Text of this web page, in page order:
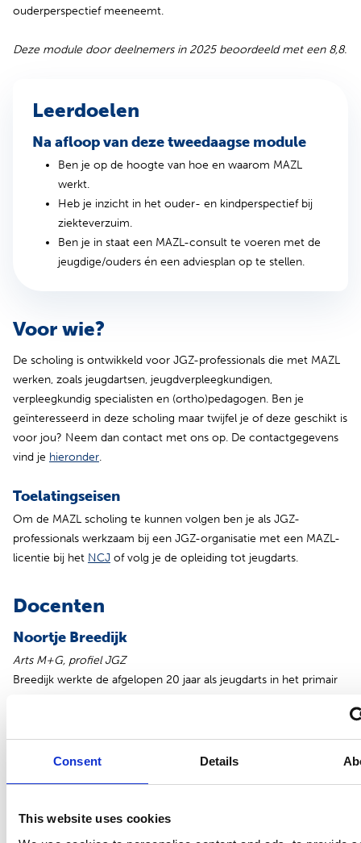
Consent Details
This website uses cookies
ouderperspectief meeneemt.
Deze module door deelnemers in 2025 beoordeeld met een 8,8.
Leerdoelen
Na afloop van deze tweedaagse module
Ben je op de hoogte van hoe en waarom MAZL
werkt.
Heb je inzicht in het ouder- en kindperspectief bij
ziekteverzuim.
Ben je in staat een MAZL-consult te voeren met de
jeugdige/ouders én een adviesplan op te stellen.
Voor wie?
De scholing is ontwikkeld voor JGZ-professionals die met MAZL
werken, zoals jeugdartsen, jeugdverpleegkundigen,
verpleegkundig specialisten en (ortho)pedagogen. Ben je
geïnteresseerd in deze scholing maar twijfel je of deze geschikt is
voor jou? Neem dan contact met ons op. De contactgegevens
vind je hieronder.
Toelatingseisen
Om de MAZL scholing te kunnen volgen ben je als JGZ-
professionals werkzaam bij een JGZ-organisatie met een MAZL-
licentie bij het NCJ (opent in nieuw tabblad)
of volg je de opleiding tot jeugdarts.
Docenten
Noortje Breedijk
Arts M+G, profiel JGZ
Breedijk werkte de afgelopen 20 jaar als jeugdarts in het primair
heeft ruime praktijkervaring op het gebied van
ziekteverzuimbegeleiding volgens MAZL in het v(s)o en het mbo.
Als communicatietrainer/coach verzorgt Smith diverse trajecten
in de profit en non-profit sector. Smith is al jaren betrokken bij